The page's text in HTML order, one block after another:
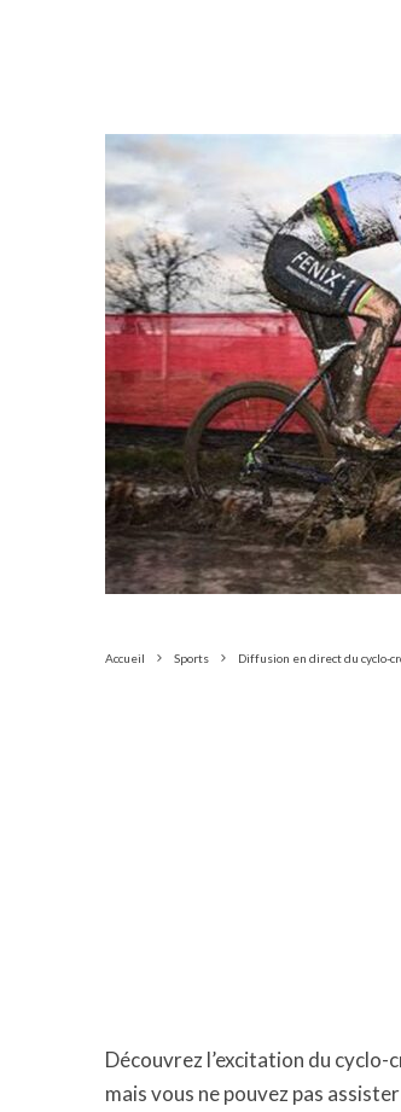
Accueil Sports Diffusion en direct du cyclo-
Découvrez l’excitation du
mais vous ne pouvez pas